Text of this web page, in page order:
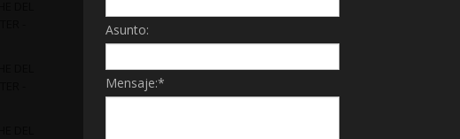
Asunto:
Mensaje:*